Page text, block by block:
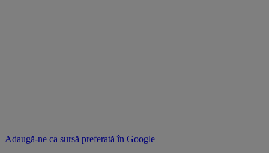
Adaugă-ne ca sursă preferată în Google